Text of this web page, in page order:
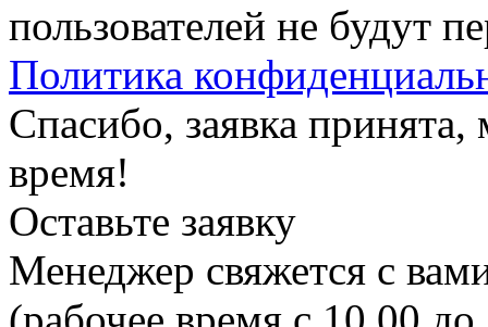
пользователей не будут
Политика
Спасибо, заявка
время!
Оставьте заявку
Менеджер свяжется с